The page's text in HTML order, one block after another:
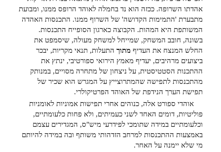
אהדתו השרופה. ככזה הוא נד בחמלה לאוהד הרופס ממנו, ומבועת
מתבערת 'התמימות הקדושה' של השרוף ממנו. התכנסות האהדה
המשותפת היא המהות. הקבוצה כארגון הסופייח התכנסות.
בשונה, חובב המשחק, שמייחל למשחק מעולה, שיסמפט את
החלש המנצח את העדיף מתוך התעלות, תנאי מקריות, יבכר
ביצועים מרהיבים, יעדיף מאמץ הירואי ספורטיבי, ינתץ את
ההתכנות הסטטיסטית, על ניצחון של מתחרה מסויים, במנותק
מהתכנסות לתפישה שהמתרוצייץ על המגרש הוא שכיר של
תפישת הערך הנידפת של האוהד הפרטיקולרי.
אוהדי ספורט אלה, כנוהים אחרי תפישות אמוניות לאומניות
פוליטיות, דומים האחד לשני כעמיתים, ולא פחות כלעומתיים,
וכלעומתיים במידה שתומכי לפידרעי מיש"ס, המגדירים עצמם
באמצעות ההתכנסות למרחב הזדהותי משותף ובה במידה להיותם
מי שלא יימנה על האחר.